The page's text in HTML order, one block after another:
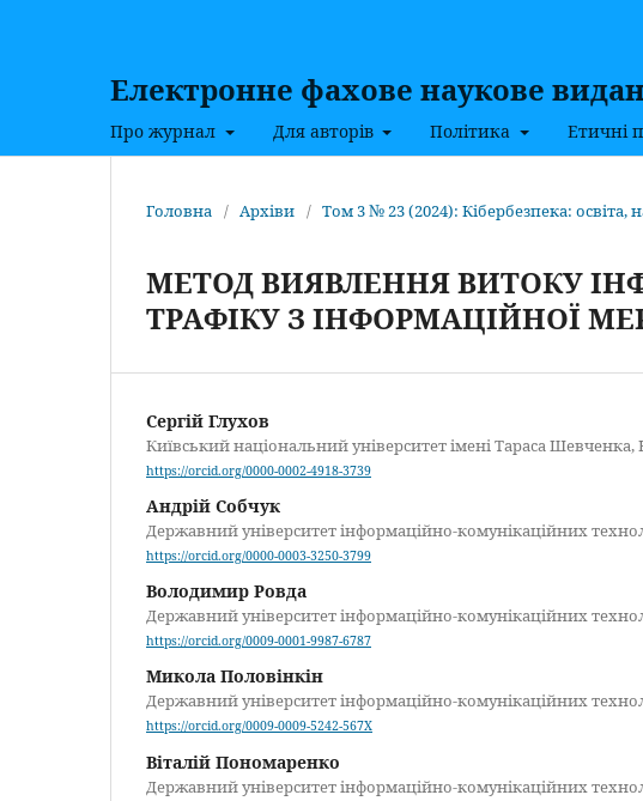
Електронне фахове наукове
Про журнал Для авторів Політика Етичні
Головна / Архіви / Том 3 № 23 (2024): Кібербезпека: освіта,
МЕТОД ВИЯВЛЕННЯ ВИТОКУ
ТРАФІКУ З ІНФОРМАЦІЙНОЇ
Сергій Глухов
Київський національний університет імені Тараса Шевченка,
https://orcid.org/0000-0002-4918-3739
Андрій Собчук
Державний університет інформаційно-комунікаційних
https://orcid.org/0000-0003-3250-3799
Володимир Ровда
Державний університет інформаційно-комунікаційних
https://orcid.org/0009-0001-9987-6787
Микола Половінкін
Державний університет інформаційно-комунікаційних
https://orcid.org/0009-0009-5242-567X
Віталій Пономаренко
Державний університет інформаційно-комунікаційних